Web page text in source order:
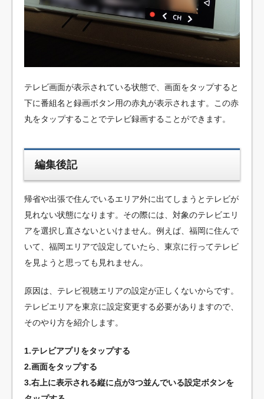
テレビ画面が表示されている状態で、画面をタップすると
下に番組名と録画ボタン用の赤丸が表示されます。この赤
丸をタップすることでテレビ録画することができます。
編集後記
帰省や出張で住んでいるエリア外に出てしまうとテレビが
見れない状態になります。その際には、対象のテレビエリ
アを選択し直さないといけません。例えば、福岡に住んで
いて、福岡エリアで設定していたら、東京に行ってテレビ
を見ようと思っても見れません。
原因は、テレビ視聴エリアの設定が正しくないからです。
テレビエリアを東京に設定変更する必要がありますので、
そのやり方を紹介します。
1.テレビアプリをタップする
2.画面をタップする
3.右上に表示される縦に点が3つ並んでいる設定ボタンを